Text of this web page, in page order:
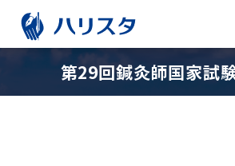
第29回鍼灸師国家試